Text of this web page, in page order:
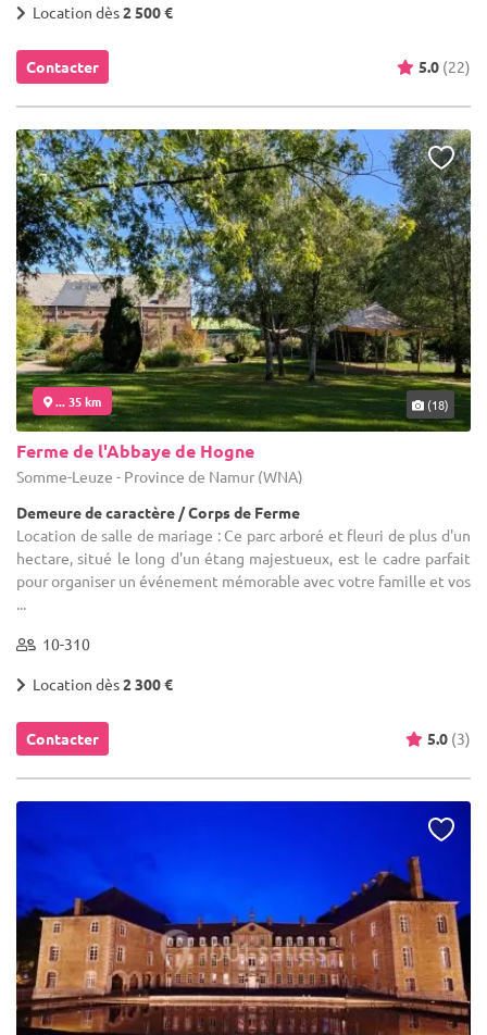
Location dès2 500 €
Contacter 5.0 (22)
... 35 km (18)
Ferme de l'Abbaye de Hogne
Somme-Leuze - Province de Namur (WNA)
Demeure de caractère / Corps de Ferme
Location de salle de mariage : Ce parc arboré et fleuri de plus d'un
hectare, situé le long d'un étang majestueux, est le cadre parfait
pour organiser un événement mémorable avec votre famille et vos
...
10-310
Location dès2 300 €
Contacter 5.0 (3)